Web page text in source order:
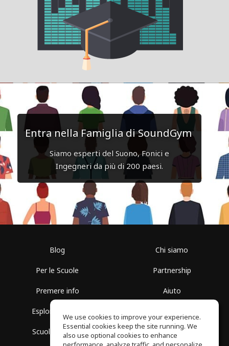
Entra nella Famiglia di SoundGym
Siamo esperti del Suono, Fonici e
Ingegneri da più di 200 paesi.
Blog
Per le Scuole
Premere info
Esplora i Gruppi
Scuola gratuita
Chi siamo
Partnership
Aiuto
Politica sulla Privacy
We use cookies to improve your experience.
Essential cookies keep the site running. We
also use optional cookies to enhance